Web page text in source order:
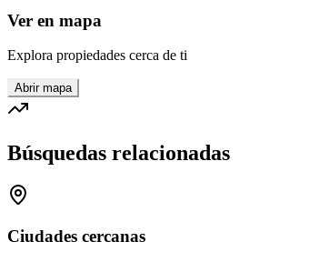
Ver en mapa
Explora propiedades cerca de ti
Abrir mapa
Búsquedas relacionadas
Ciudades cercanas